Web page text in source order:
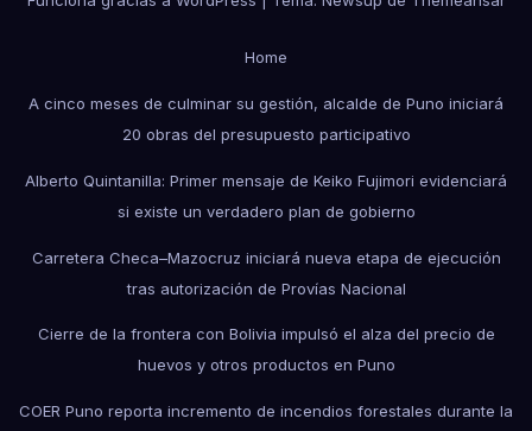
Home
A cinco meses de culminar su gestión, alcalde de Puno iniciará
20 obras del presupuesto participativo
Alberto Quintanilla: Primer mensaje de Keiko Fujimori evidenciará
si existe un verdadero plan de gobierno
Carretera Checa–Mazocruz iniciará nueva etapa de ejecución
tras autorización de Provías Nacional
Cierre de la frontera con Bolivia impulsó el alza del precio de
huevos y otros productos en Puno
COER Puno reporta incremento de incendios forestales durante la